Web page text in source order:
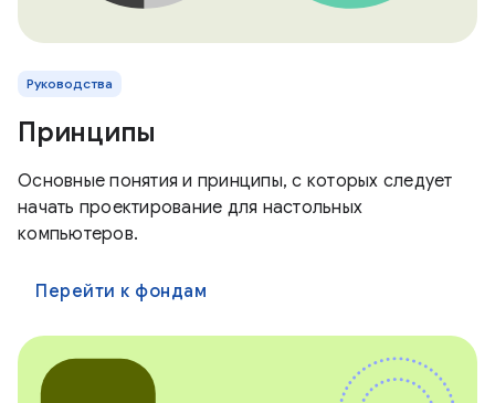
Руководства
Принципы
Основные понятия и принципы, с которых следует
начать проектирование для настольных
компьютеров.
Перейти к фондам